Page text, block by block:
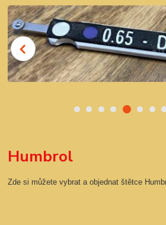
Humbrol
Zde si můžete vybrat a objednat štětce